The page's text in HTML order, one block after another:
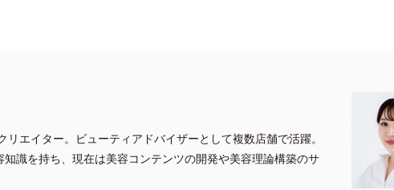
リエイター。ビューティアドバイザーとして複数店舗で活躍。
知識を持ち、現在は美容コンテンツの開発や美容理論構築のサ